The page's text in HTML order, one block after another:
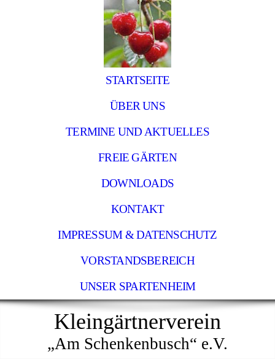
STARTSEITE
ÜBER UNS
TERMINE UND AKTUELLES
FREIE GÄRTEN
DOWNLOADS
KONTAKT
IMPRESSUM & DATENSCHUTZ
VORSTANDSBEREICH
UNSER SPARTENHEIM
Kleingärtnerverein
„Am Schenkenbusch“ e.V.